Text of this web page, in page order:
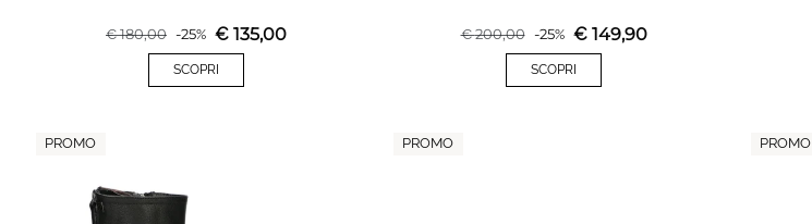
€180,00 -25% € 135,00
SCOPRI
€200,00 -25% € 149,90
SCOPRI
PROMO PROMO PROMO